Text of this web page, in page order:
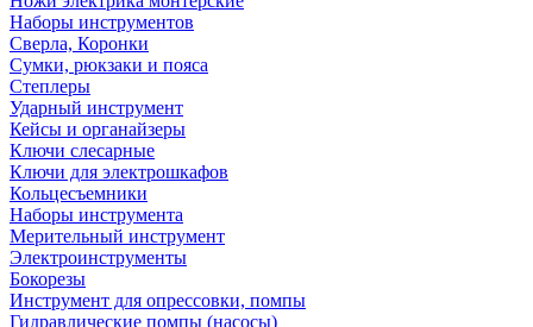
Наборы инструментов
Сверла, Коронки
Сумки, рюкзаки и пояса
Степлеры
Ударный инструмент
Кейсы и органайзеры
Ключи слесарные
Ключи для электрошкафов
Кольцесъемники
Наборы инструмента
Мерительный инструмент
Электроинструменты
Бокорезы
Инструмент для опрессовки, помпы
Гидравлические помпы (насосы)